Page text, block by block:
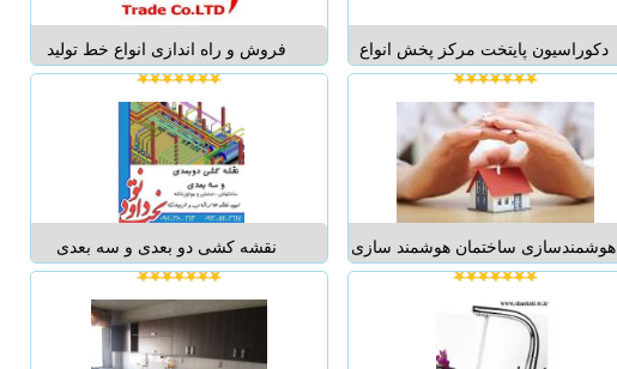
دکوراسیون پایتخت مرکز پخش انواع
کاغذ دیواری های اورجینال ایتالیایی و
کره ای و... ...
فروش و راه اندازی انواع خط تولید
دیوار پوش و پنل های سقف کاذب پی
Machine S65, S85 دستگاه لمینیت پی
هات اس...
هوشمندسازی ساختمان هوشمند سازی
ساختمان ها و مدیریت انرژی
هوشمندسازی ساختمان علمی است
که توسط آن مبتوان اکثر تجهیزات
نقشه کشی دو بعدی و سه بعدی
تاسیسات ساختمانی صنعتی و
موتورخانه تهیه نقشه های ازبیلت و